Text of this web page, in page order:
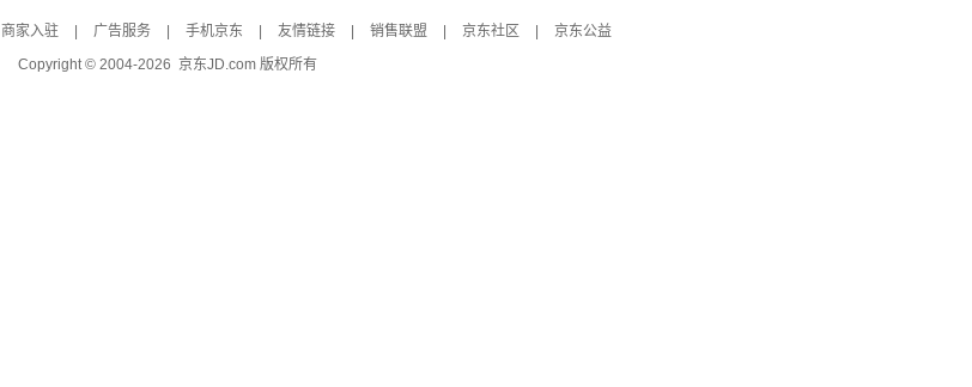
商家入驻 广告服务 手机京东 友情链接 销售联盟 京东社区
京东公益
Copyright © 2004-2026 京东JD.com 版权所有